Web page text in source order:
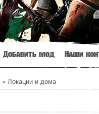
Добавить мод Наши
» Локации и дома